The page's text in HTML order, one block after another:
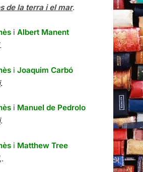
de la terra i el mar.
i Albert Manent
.
i Joaquim Carbó
.
i Manuel de Pedrolo
.
i Matthew Tree
,.